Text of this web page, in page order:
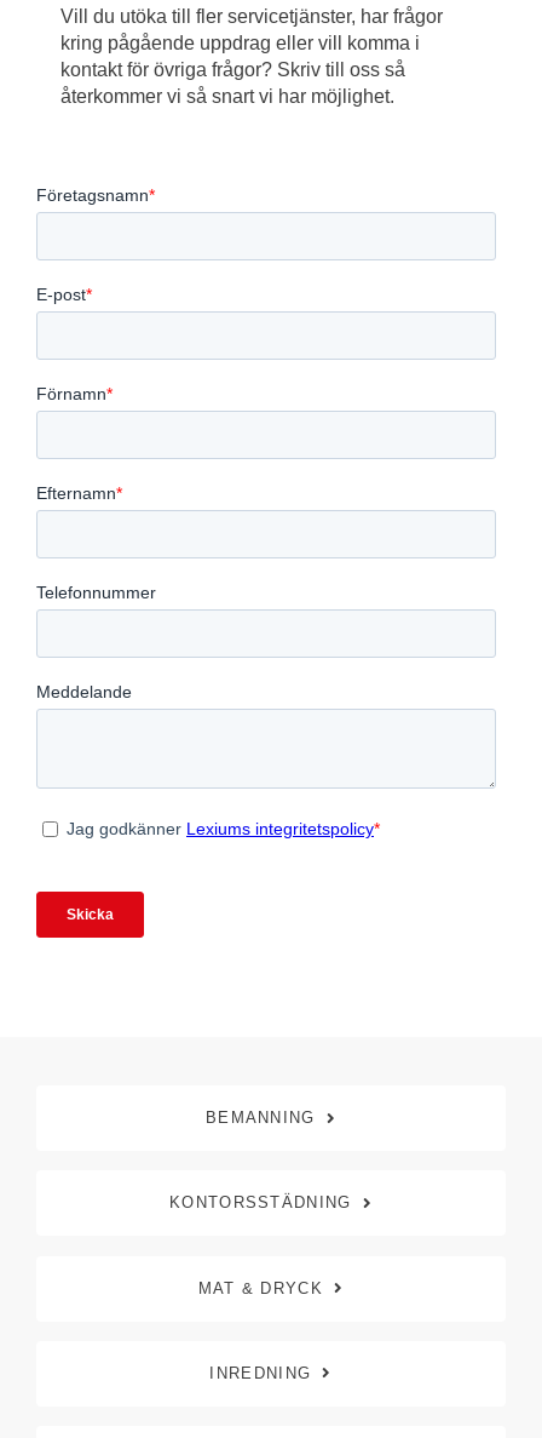
Vill du utöka till fler servicetjänster, har frågor
kring pågående uppdrag eller vill komma i
kontakt för övriga frågor? Skriv till oss så
återkommer vi så snart vi har möjlighet.
BEMANNING
KONTORSSTÄDNING
MAT & DRYCK
INREDNING